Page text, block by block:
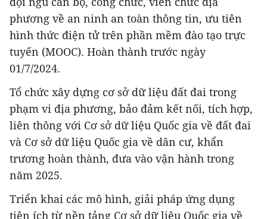
phương về an ninh an toàn thông tin, ưu tiên
hình thức điện tử trên phần mềm đào tạo trực
tuyến (MOOC). Hoàn thành trước ngày
01/7/2024.
Tổ chức xây dựng cơ sở dữ liệu đất đai trong
phạm vi địa phương, bảo đảm kết nối, tích hợp,
liên thông với Cơ sở dữ liệu Quốc gia về đất đai
và Cơ sở dữ liệu Quốc gia về dân cư, khẩn
trương hoàn thành, đưa vào vận hành trong
năm 2025.
Triển khai các mô hình, giải pháp ứng dụng
tiện ích từ nền tảng Cơ sở dữ liệu Quốc gia về